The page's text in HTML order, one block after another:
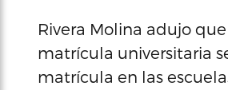
Rivera Molina adujo
matrícula universitaria
matrícula en las